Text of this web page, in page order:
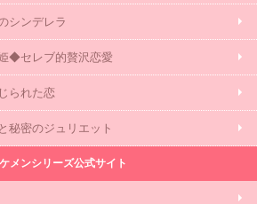
シンデレラ
◆セレブ的贅沢恋愛
られた恋
秘密のジュリエット
メンシリーズ公式サイト